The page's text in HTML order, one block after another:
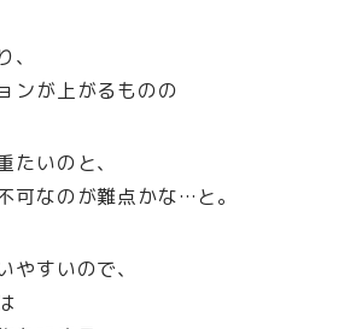
ンが上がるものの
たいのと、
可なのが難点かな…と。
やすいので、